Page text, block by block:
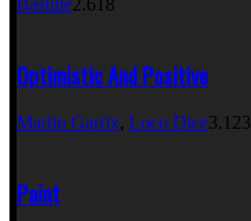
Bastille2.618
Optimistic And Positive
Martin Garrix, Loco Dice3.123
Paint